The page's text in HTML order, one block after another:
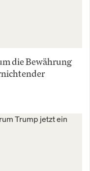
die Bewährung